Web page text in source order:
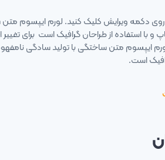
روی دکمه ویرایش کلیک کنید. لورم ایپسوم
با استفاده از طراحان گرافیک است برای
ایپسوم متن ساختگی با تولید سادگی
است.